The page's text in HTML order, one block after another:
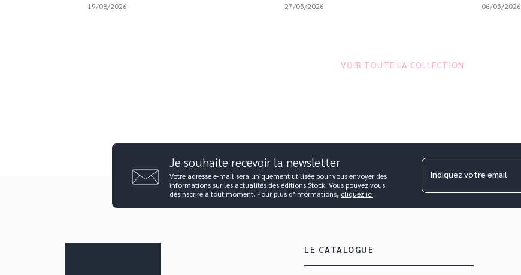
19/08/2026 27/05/2026 06/05/2026
VOIR TOUTE LA COLLECTION
Je souhaite recevoir la newsletter
Votre adresse e-mail sera uniquement utilisée pour vous envoyer des
informations sur les actualités des éditions Stock. Vous pouvez vous
désinscrire à tout moment. Pour plus d’informations, cliquez ici.
Indiquez votre email
LE CATALOGUE